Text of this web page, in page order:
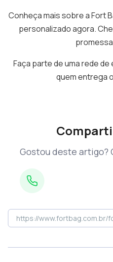
Conheça mais sobre a Fort
personalizado agora.
Faça parte de uma rede
quem entrega
Gostou deste artigo?